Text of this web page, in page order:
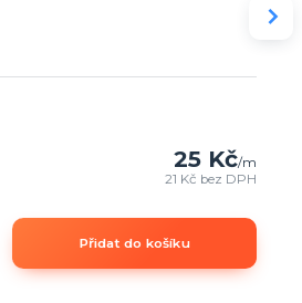
25 Kč/m
21 Kč bez DPH
Přidat do košíku